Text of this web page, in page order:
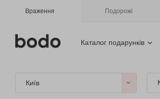
Враження Подорожі
Каталог подарунків
Київ